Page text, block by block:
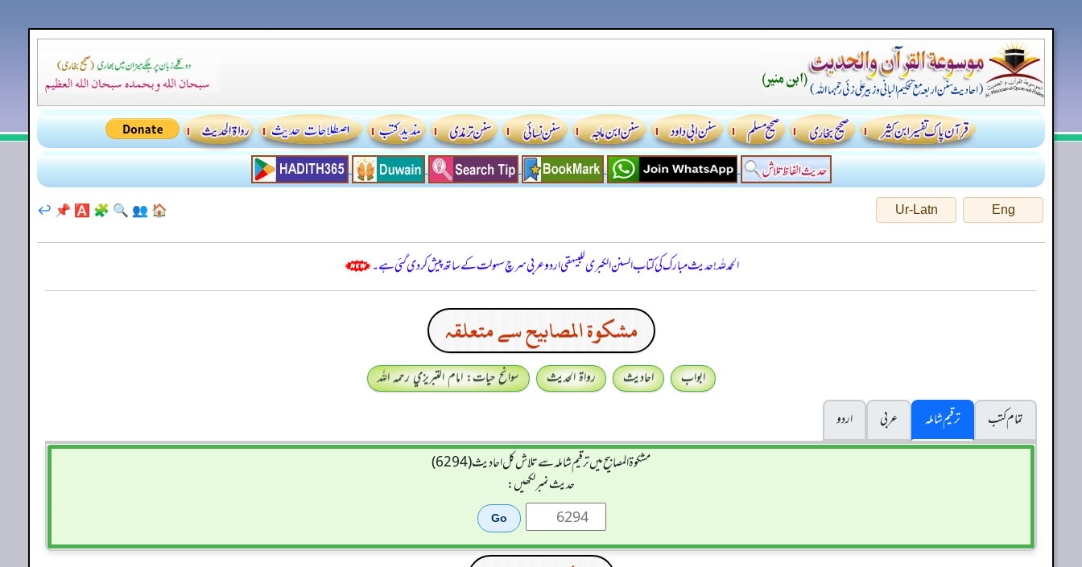
Eng
Ur-Latn
🏠
👥
🔍
🧩
🅰️
📌
↩️
الحمدللہ! حدیث مبارک کی کتاب السنن الكبرى للبيهقي اردو عربی سرچ سہولت کے ساتھ پیش کر دی گئی ہے۔
مشكوة المصابيح سے متعلقہ
ابواب احادیث رواۃ الحدیث
سوانح حیات: امام التبريزي رحمہ اللہ
تمام کتب
ترقیم شاملہ عربی
اردو
مشکوۃ المصابیح میں ترقیم شاملہ سے تلاش کل احادیث (6294)
حدیث نمبر لکھیں: